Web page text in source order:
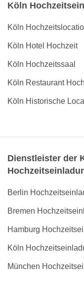
Köln
Köln
Köln Hotel Hochzeit
Köln Hochzeitssaal
Köln Restaurant
Köln Historische
Dienstleister der
Berlin
Bremen
Hamburg
Köln
München